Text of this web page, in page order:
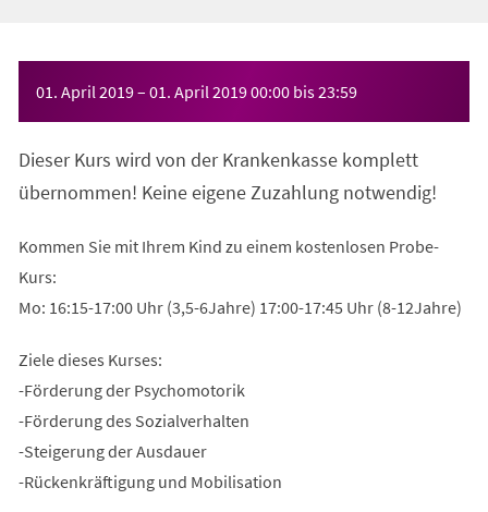
01. April 2019– 01. April 201900:00 bis23:59
Dieser Kurs wird von der Krankenkasse komplett
übernommen! Keine eigene Zuzahlung notwendig!
Kommen Sie mit Ihrem Kind zu einem kostenlosen Probe-
Kurs:
Mo: 16:15-17:00 Uhr (3,5-6Jahre) 17:00-17:45 Uhr (8-12Jahre)
Ziele dieses Kurses:
-Förderung der Psychomotorik
-Förderung des Sozialverhalten
-Steigerung der Ausdauer
-Rückenkräftigung und Mobilisation